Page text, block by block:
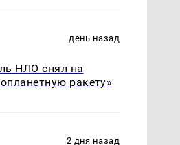
день назад
НЛО снял на
ракету»
2 дня назад